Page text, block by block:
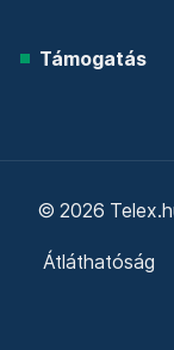
Támogatás
© 2026
Átláthatóság